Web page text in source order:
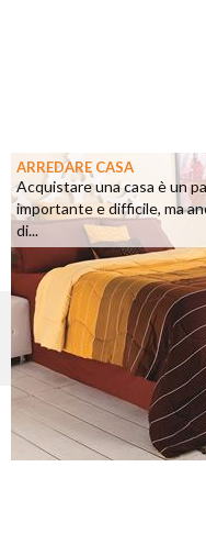
ARREDARE CASA
Acquistare una casa è un
importante e difficile, ma
di...
©2026 - casapratica.net -